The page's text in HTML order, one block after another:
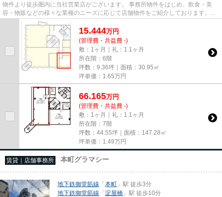
物件より徒歩圏内に当社営業店がございます。 事務所物件をはじめ、飲食・美
容・物販などの様々な業種のニーズに応じて店舗物件をご紹介しております。
尚、弊社ではおとり広告は一切...
15.444万円
(管理費・共益費 -)
敷：1ヶ月｜礼：1.1ヶ月
所在階：6階
坪数：9.36坪｜面積：30.95㎡
坪単価： 1.65万円
66.165万円
(管理費・共益費 -)
敷：1ヶ月｜礼：1.1ヶ月
所在階：7階
坪数：44.55坪｜面積：147.28㎡
坪単価： 1.49万円
賃貸｜店舗事務所 本町グラマシー
地下鉄御堂筋線 「本町 」駅 徒歩3分
地下鉄御堂筋線 「淀屋橋 」駅 徒歩10分